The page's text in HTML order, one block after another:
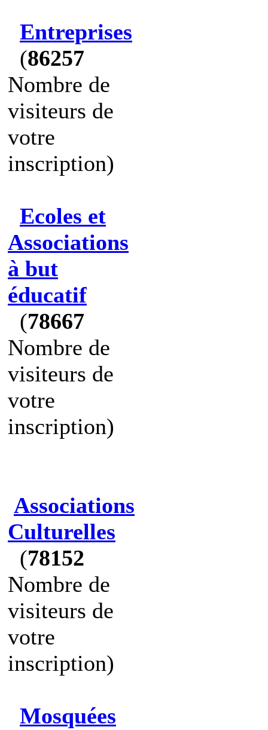
Entreprises
(86257
Nombre de
visiteurs de
votre
inscription)
Ecoles et
Associations
à but
éducatif
(78667
Nombre de
visiteurs de
votre
inscription)
Associations
Culturelles
(78152
Nombre de
visiteurs de
votre
inscription)
Mosquées